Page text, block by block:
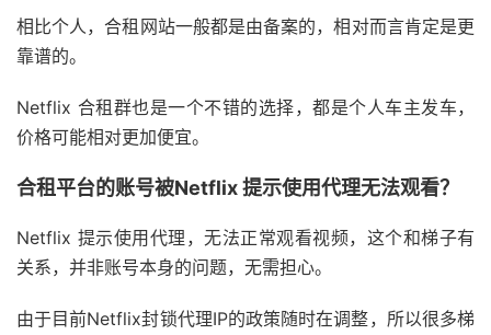
相比个人，合租网站一般都是由备案的，相对而言肯定是更
靠谱的。
Netflix 合租群也是一个不错的选择，都是个人车主发车，
价格可能相对更加便宜。
合租平台的账号被Netflix 提示使用代理无法观看？
Netflix 提示使用代理，无法正常观看视频，这个和梯子有
关系，并非账号本身的问题，无需担心。
由于目前Netflix封锁代理IP的政策随时在调整，所以很多梯